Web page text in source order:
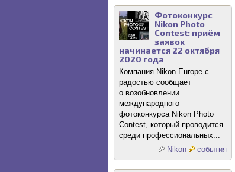
Фотоконкурс
Nikon Photo
Contest: приём
заявок
начинается 22 октября
2020 года
Компания Nikon Europe с
радостью сообщает
о возобновлении
международного
фотоконкурса Nikon Photo
Contest, который проводится
среди профессиональных...
Nikon
события